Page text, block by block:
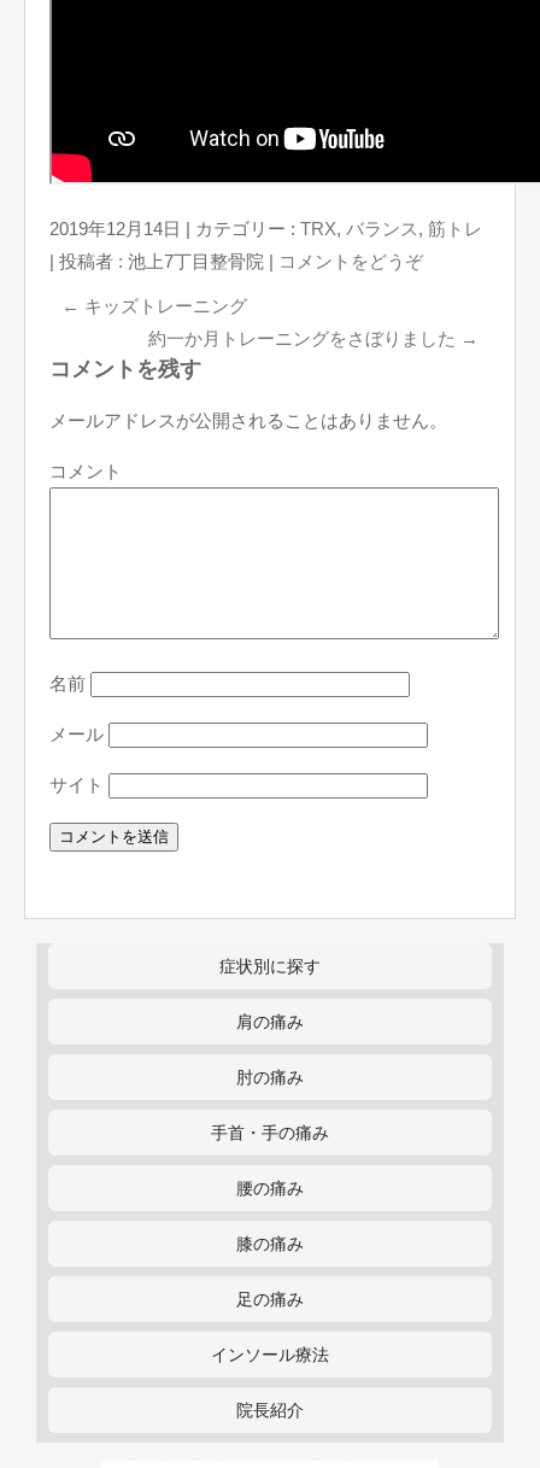
2019年12月14日 | カテゴリー : TRX, バランス, 筋トレ
| 投稿者 : 池上7丁目整骨院 | コメントをどうぞ
← キッズトレーニング
約一か月トレーニングをさぼりました →
コメントを残す
メールアドレスが公開されることはありません。
コメント
名前
メール
サイト
症状別に探す
肩の痛み
肘の痛み
手首・手の痛み
腰の痛み
膝の痛み
足の痛み
インソール療法
院長紹介